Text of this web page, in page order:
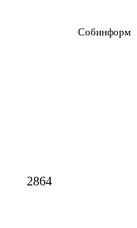
Собинформ
2864